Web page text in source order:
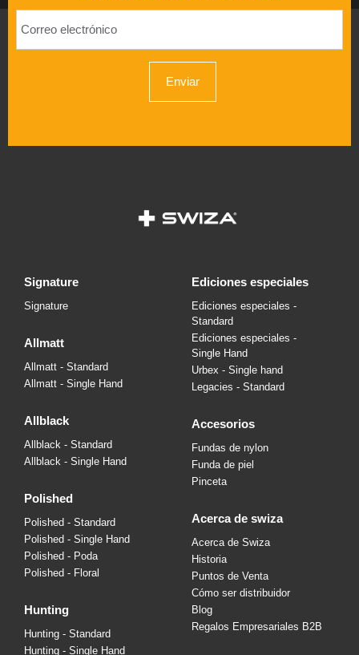
Enviar
signature
Signature
allmatt
Allmatt - Standard
Allmatt - Single Hand
allblack
Allblack - Standard
Allblack - Single Hand
polished
Polished - Standard
Polished - Single Hand
Polished - Poda
Polished - Floral
hunting
Hunting - Standard
Hunting - Single Hand
ediciones especiales
Ediciones especiales -
Standard
Ediciones especiales -
Single Hand
Urbex - Single hand
Legacies - Standard
accesorios
Fundas de nylon
Funda de piel
Pinceta
acerca de swiza
Acerca de Swiza
Historia
Puntos de Venta
Cómo ser distribuidor
Blog
Regalos Empresariales B2B